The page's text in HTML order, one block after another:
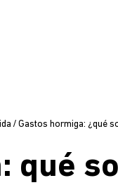
/ Gastos hormiga: ¿qué
qué